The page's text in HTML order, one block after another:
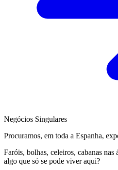
Negócios Singulares
Procuramos, em toda a Espanha,
Faróis, bolhas, celeiros, cabanas
algo que só se pode viver aqui?